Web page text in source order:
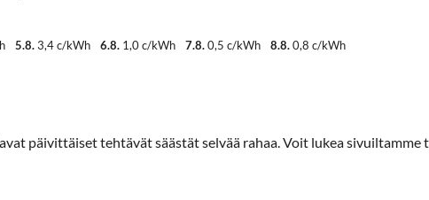
5.8.3,4 c/kWh 6.8. 1,0 c/kWh 7.8.0,5 c/kWh 8.8.0,8 c/kWh
päivittäiset tehtävät säästät selvää rahaa. Voit lukea sivuiltamme